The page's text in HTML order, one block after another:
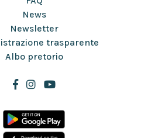
News
Newsletter
trasparente
Albo pretorio